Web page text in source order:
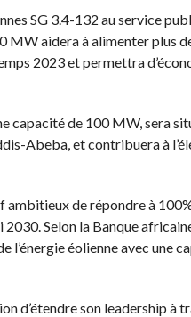
SG 3.4-132 au service
MW aidera à alimenter plus
2023 et permettra
capacité de 100 MW, sera
Abeba, et contribuera à
ambitieux de répondre à
2030. Selon la Banque
l’énergie éolienne avec une
d’étendre son leadership